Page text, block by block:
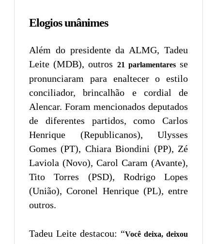
Elogios unânimes
Além do presidente da ALMG, Tadeu
Leite (MDB), outros 21 parlamentaresse
pronunciaram para enaltecer o estilo
conciliador, brincalhão e cordial de
Alencar. Foram mencionados deputados
de diferentes partidos, como Carlos
Henrique (Republicanos), Ulysses
Gomes (PT), Chiara Biondini (PP), Zé
Laviola (Novo), Carol Caram (Avante),
Tito Torres (PSD), Rodrigo Lopes
(União), Coronel Henrique (PL), entre
outros.
Tadeu Leite destacou: “Você deixa, deixou